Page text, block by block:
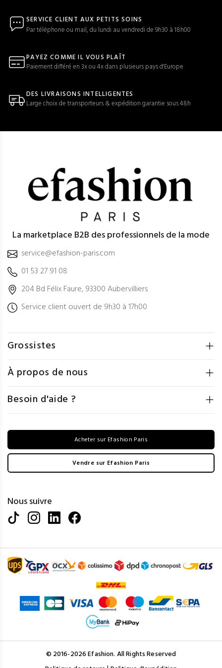
SERVICE CLIENT AUX PETITS SOINS
Par téléphone ou mail, du lundi au vendredi de 9h30 à 18h00
PAYEZ COMME IL VOUS PLAÎT
Paiement différé en 3x ou 4x dans plusieurs pays d'Europe
DES LIVRAISONS INTELLIGENTES
Large choix de transporteurs & expédition garantie sous 48h
La marketplace B2B des professionnels de la mode
service@efashion-paris.com
01 53 27 91 08
204 Bd Félix Faure, 93300 Aubervilliers
Service client ouvert de 9h30 à 17h00
Grossistes
À propos de nous
Besoin d'aide ?
Acheter sur Efashion Paris
Vendre sur Efashion Paris
Nous suivre
© 2016-2026 Efashion. All Rights Reserved